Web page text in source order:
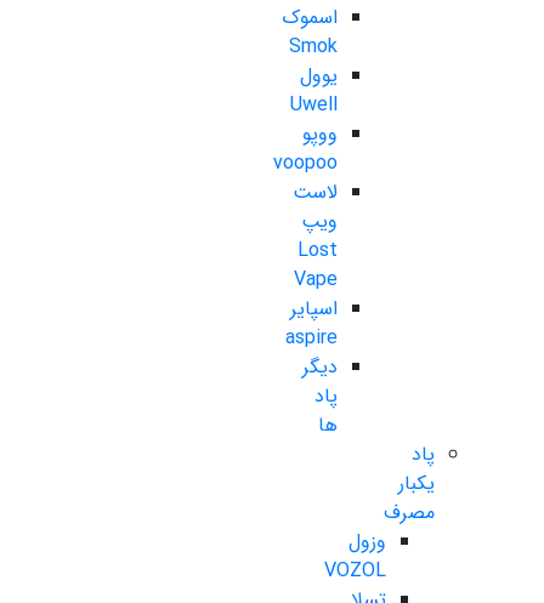
اسموک
Smok
یوول
Uwell
ووپو
voopoo
لاست
ویپ
Lost
Vape
اسپایر
aspire
دیگر
پاد
ها
پاد
یکبار
مصرف
وزول
VOZOL